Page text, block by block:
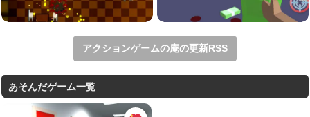
アクションゲームの庵の更新RSS
あそんだゲーム一覧